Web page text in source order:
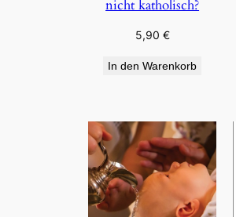
nicht katholisch?
5,90 €
In den Warenkorb